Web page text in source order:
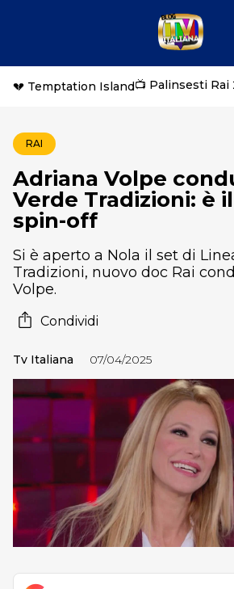
💔 Temptation Island📺 Palinsesti Rai
RAI
Adriana Volpe
Verde Tradizioni: è
spin-off
Si è aperto a Nola il set di
Tradizioni, nuovo doc Rai
Volpe.
Condividi
Tv Italiana 07/04/2025